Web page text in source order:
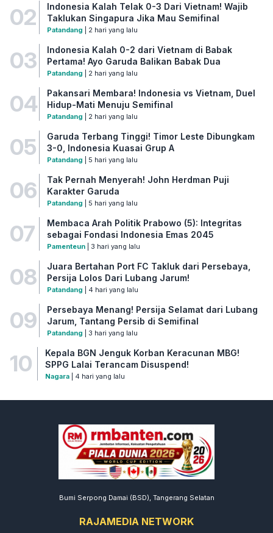
02
Indonesia Kalah Telak 0-3 Dari Vietnam! Wajib
Taklukan Singapura Jika Mau Semifinal
Patandang | 2 hari yang lalu
03
Indonesia Kalah 0-2 dari Vietnam di Babak
Pertama! Ayo Garuda Balikan Babak Dua
Patandang | 2 hari yang lalu
04
Pakansari Membara! Indonesia vs Vietnam, Duel
Hidup-Mati Menuju Semifinal
Patandang | 2 hari yang lalu
05
Garuda Terbang Tinggi! Timor Leste Dibungkam
3-0, Indonesia Kuasai Grup A
Patandang | 5 hari yang lalu
06
Tak Pernah Menyerah! John Herdman Puji
Karakter Garuda
Patandang | 5 hari yang lalu
07
Membaca Arah Politik Prabowo (5): Integritas
sebagai Fondasi Indonesia Emas 2045
Pamenteun| 3 hari yang lalu
08
Juara Bertahan Port FC Takluk dari Persebaya,
Persija Lolos Dari Lubang Jarum!
Patandang | 4 hari yang lalu
09
Persebaya Menang! Persija Selamat dari Lubang
Jarum, Tantang Persib di Semifinal
Patandang | 3 hari yang lalu
10
Kepala BGN Jenguk Korban Keracunan MBG!
SPPG Lalai Terancam Disuspend!
Nagara| 4 hari yang lalu
Bumi Serpong Damai (BSD), Tangerang Selatan
RAJAMEDIA NETWORK